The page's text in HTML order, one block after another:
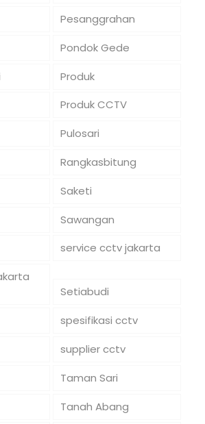
Pesanggrahan
Pondok Gede
Produk
Produk CCTV
Pulosari
Rangkasbitung
Saketi
Sawangan
service cctv jakarta
Setiabudi
spesifikasi cctv
supplier cctv
Taman Sari
Tanah Abang